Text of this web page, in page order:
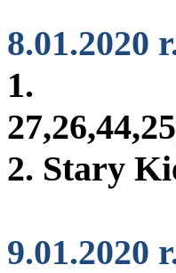
8.01.2020
1.
2. Stary
9.01.2020